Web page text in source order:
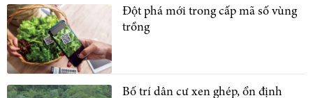
Đột phá mới trong cấp mã số vùng
trồng
Bố trí dân cư xen ghép, ổn định